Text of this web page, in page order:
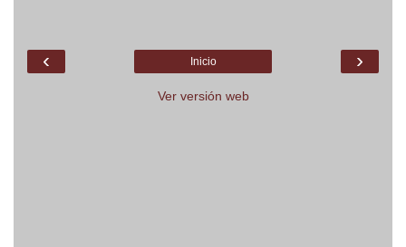
‹ ›
Inicio
Ver versión web